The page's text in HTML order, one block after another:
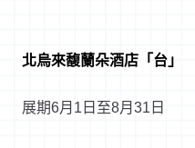
北烏來馥蘭朵酒店「台」
展期6月1日至8月31日